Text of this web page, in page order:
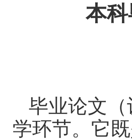
本
毕业论文
学环节。它